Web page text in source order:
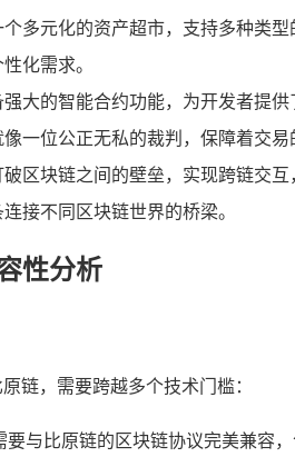
个多元化的资产超市，支持多种类
化需求。
强大的智能合约功能，为开发者提
一位公正无私的裁判，保障着交易
破区块链之间的壁垒，实现跨链交
接不同区块链世界的桥梁。
性分析
链，需要跨越多个技术门槛：
要与比原链的区块链协议完美兼容